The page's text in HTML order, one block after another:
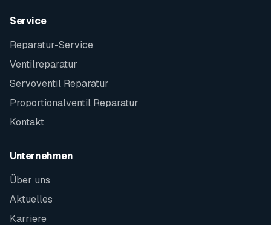
Service
Reparatur-Service
Ventilreparatur
Servoventil Reparatur
Proportionalventil Reparatur
Kontakt
Unternehmen
Über uns
Aktuelles
Karriere